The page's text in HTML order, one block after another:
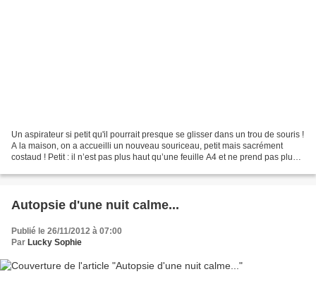
Un aspirateur si petit qu'il pourrait presque se glisser dans un trou de souris !
A la maison, on a accueilli un nouveau souriceau, petit mais sacrément
costaud ! Petit : il n’est pas plus haut qu’une feuille A4 et ne prend pas plus
Autopsie d'une nuit calme...
Publié le 26/11/2012 à 07:00
Par Lucky Sophie